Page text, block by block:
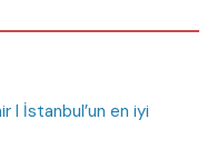
I İstanbul’un en iyi